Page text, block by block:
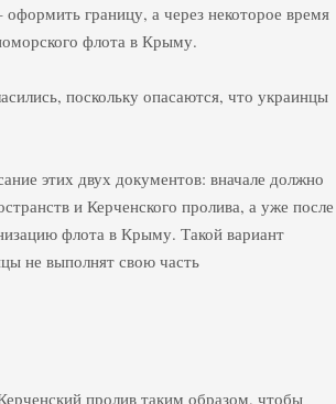
границу, а через некоторое время
флота в Крыму.
поскольку опасаются, что украинцы
этих двух документов: вначале должно
и Керченского пролива, а уже после
флота в Крыму. Такой вариант
не выполнят свою часть
пролив таким образом, чтобы